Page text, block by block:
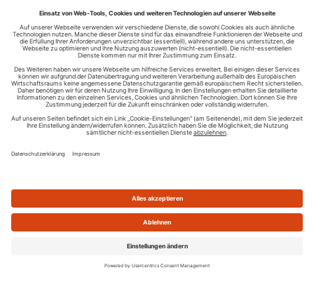
Ihren RSS-Feed veröffentlichen
RSS-Verzeichnis.de © 2003-2026
Impressum
Kontakt
Datenschutzinformation
Cookie-Einstellungen
Was ist ein RSS Feed?
Die besten RSS Reader
101-200|200-300